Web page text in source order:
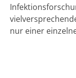
nur einer
bestehende